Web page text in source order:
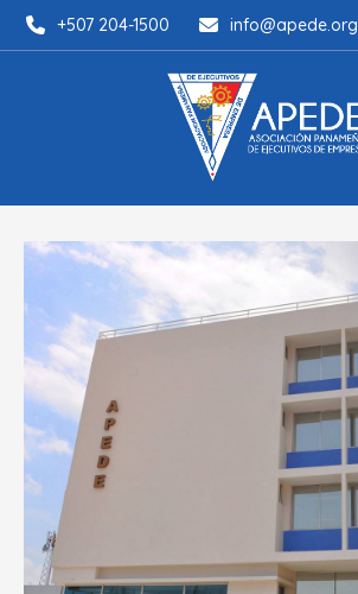
+507 204-1500 info@apede.org